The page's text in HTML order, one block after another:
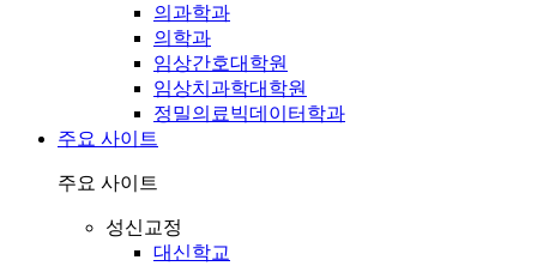
의과학과
의학과
임상간호대학원
임상치과학대학원
정밀의료빅데이터학과
주요 사이트
주요 사이트
성신교정
대신학교